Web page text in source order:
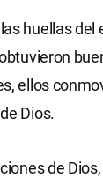
huellas del
ellos
Dios.
de